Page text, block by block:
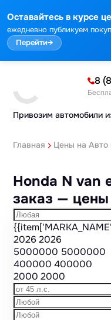
Оставайтесь в курсе
ежедневно публикуем
Перейти→
Привозим автомобили
8
Главная Цены на Авто
Honda N van
заказ — цены
20262026
5000000 5000000
400000400000
20002000